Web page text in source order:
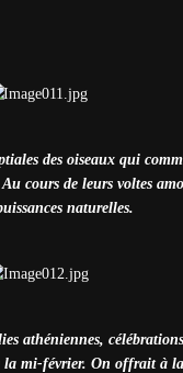
des oiseaux qui
cours de leurs voltes
naturelles.
athéniennes,
mi-février. On offrait à la